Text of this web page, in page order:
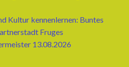
Kultur kennenlernen: Buntes
Fruges
13.08.2026